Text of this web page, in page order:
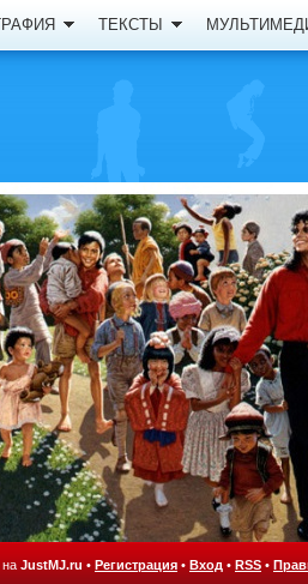
ТЕКСТЫ
на JustMJ.ru • Регистрация • Вход • RSS •